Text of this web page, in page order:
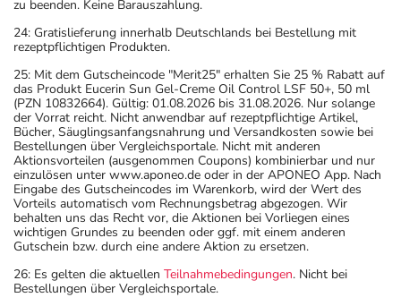
zu beenden. Keine Barauszahlung.
24: Gratislieferung innerhalb Deutschlands bei Bestellung mit
rezeptpflichtigen Produkten.
25: Mit dem Gutscheincode "Merit25" erhalten Sie 25 % Rabatt auf
das Produkt Eucerin Sun Gel-Creme Oil Control LSF 50+, 50 ml
(PZN 10832664). Gültig: 01.08.2026 bis 31.08.2026. Nur solange
der Vorrat reicht. Nicht anwendbar auf rezeptpflichtige Artikel,
Bücher, Säuglingsanfangsnahrung und Versandkosten sowie bei
Bestellungen über Vergleichsportale. Nicht mit anderen
Aktionsvorteilen (ausgenommen Coupons) kombinierbar und nur
einzulösen unter www.aponeo.de oder in der APONEO App. Nach
Eingabe des Gutscheincodes im Warenkorb, wird der Wert des
Vorteils automatisch vom Rechnungsbetrag abgezogen. Wir
behalten uns das Recht vor, die Aktionen bei Vorliegen eines
wichtigen Grundes zu beenden oder ggf. mit einem anderen
Gutschein bzw. durch eine andere Aktion zu ersetzen.
26: Es gelten die aktuellen Teilnahmebedingungen. Nicht bei
Bestellungen über Vergleichsportale.